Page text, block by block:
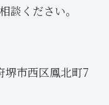
談ください。
市西区鳳北町7